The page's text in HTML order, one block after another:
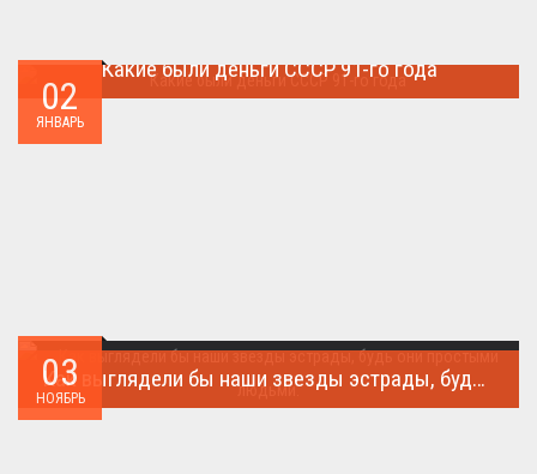
02
ЯНВАРЬ
Какие были деньги СССР 91-го года
03
НОЯБРЬ
Как выглядели бы наши звезды эстрады, будь они простыми людьми.